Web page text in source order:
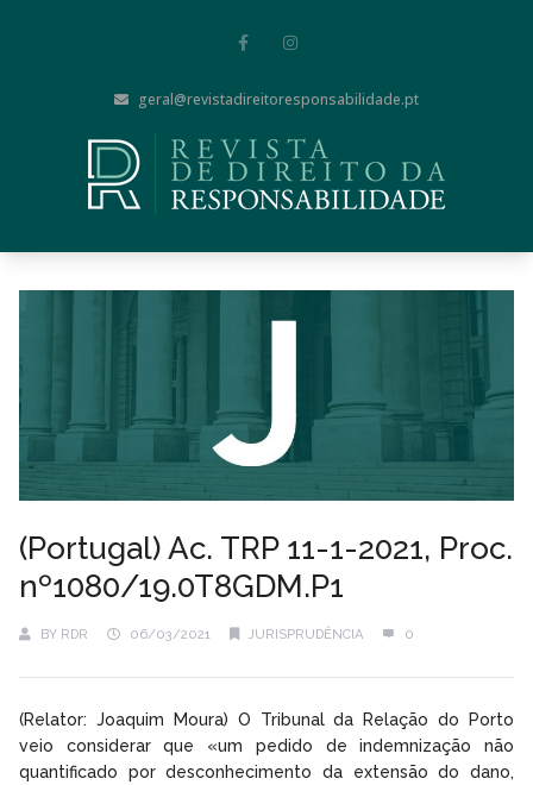
geral@revistadireitoresponsabilidade.pt
(Portugal) Ac. TRP 11-1-2021, Proc.
nº1080/19.0T8GDM.P1
BY RDR 06/03/2021 JURISPRUDÊNCIA 0
(Relator: Joaquim Moura) O Tribunal da Relação do Porto
veio considerar que «um pedido de indemnização não
quantificado por desconhecimento da extensão do dano,